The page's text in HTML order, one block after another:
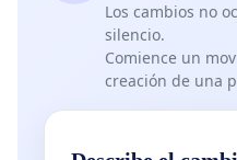
Los cambios no
silencio.
Comience un
creación de una